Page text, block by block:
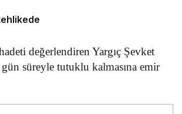
değerlendiren Yargıç Şevket
gün süreyle tutuklu kalmasına emir